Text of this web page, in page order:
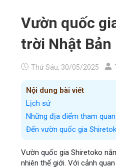
Vườn quốc
trời Nhật Bản
Thứ Sáu, 30/05/2025
Nội dung bài viết
Lịch sử
Những địa điểm tham
Đến vườn quốc gia
Vườn quốc gia Shiretoko
nhiên thế giới. Với cảnh